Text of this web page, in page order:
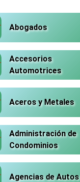
Abogados
Accesorios
Automotrices
Aceros y Metales
Administración de
Condominios
Agencias de Autos